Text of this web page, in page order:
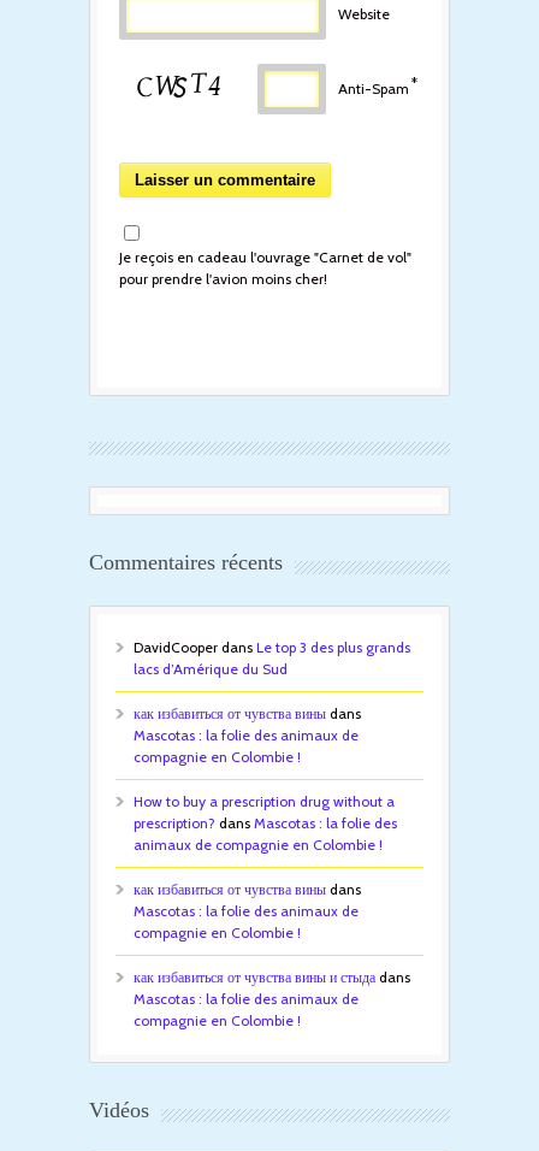
Website
Anti-Spam *
Je reçois en cadeau l'ouvrage "Carnet de vol"
pour prendre l'avion moins cher!
Commentaires récents
DavidCooper dans Le top 3 des plus grands
lacs d’Amérique du Sud
как избавиться от чувства вины dans
Mascotas : la folie des animaux de
compagnie en Colombie !
How to buy a prescription drug without a
prescription? dans Mascotas : la folie des
animaux de compagnie en Colombie !
как избавиться от чувства вины dans
Mascotas : la folie des animaux de
compagnie en Colombie !
как избавиться от чувства вины и стыда dans
Mascotas : la folie des animaux de
compagnie en Colombie !
Vidéos